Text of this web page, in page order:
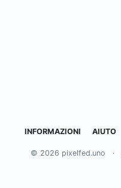
INFORMAZIONI AIUTO
© 2026 pixelfed.uno ·